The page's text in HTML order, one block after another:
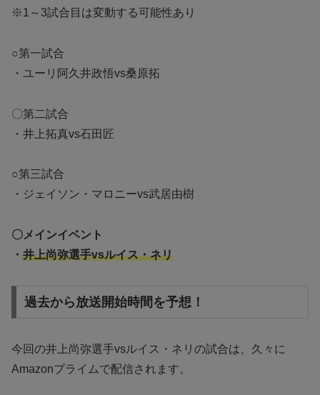
※1～3試合目は変動する可能性あり
○第一試合
・ユーリ阿久井政悟vs桑原拓
〇第二試合
・井上拓真vs石田匠
○第三試合
・ジェイソン・マロニーvs武居由樹
〇メインイベント
・ 井上尚弥選手vsルイス・ネリ
過去から放送開始時間を予想！
今回の井上尚弥選手vsルイス・ネリの試合は、久々に
Amazonプライムで配信されます。